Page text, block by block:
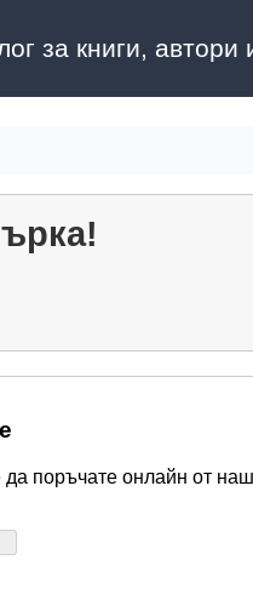
за книги, автори
да поръчате онлайн от